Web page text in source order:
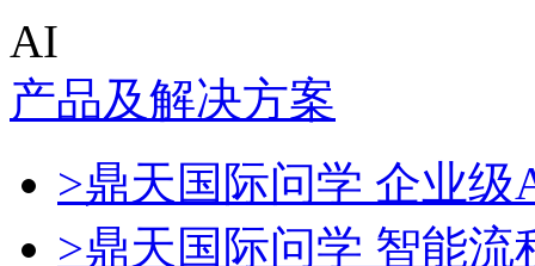
AI
产品及解决方案
>鼎天国际问学 企业级
>鼎天国际问学 智能流